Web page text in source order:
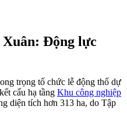
Xuân: Động lực
trọng tổ chức lễ động thổ dự
cấu hạ tầng Khu công nghiệp
diện tích hơn 313 ha, do Tập